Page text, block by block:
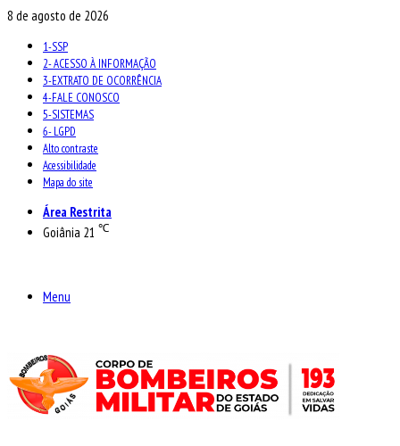
8 de agosto de 2026
1-SSP
2- ACESSO À INFORMAÇÃO
3-EXTRATO DE OCORRÊNCIA
4-FALE CONOSCO
5-SISTEMAS
6- LGPD
Alto contraste
Acessibilidade
Mapa do site
Área Restrita
Goiânia 21 ℃
Menu